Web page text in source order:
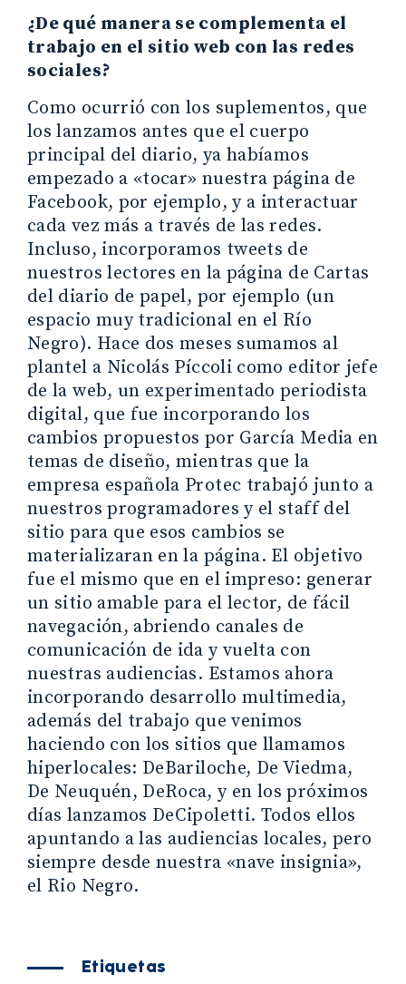
¿De qué manera se complementa el
trabajo en el sitio web con las redes
sociales?
Como ocurrió con los suplementos, que
los lanzamos antes que el cuerpo
principal del diario, ya habíamos
empezado a «tocar» nuestra página de
Facebook, por ejemplo, y a interactuar
cada vez más a través de las redes.
Incluso, incorporamos tweets de
nuestros lectores en la página de Cartas
del diario de papel, por ejemplo (un
espacio muy tradicional en el Río
Negro). Hace dos meses sumamos al
plantel a Nicolás Píccoli como editor jefe
de la web, un experimentado periodista
digital, que fue incorporando los
cambios propuestos por García Media en
temas de diseño, mientras que la
empresa española Protec trabajó junto a
nuestros programadores y el staff del
sitio para que esos cambios se
materializaran en la página. El objetivo
fue el mismo que en el impreso: generar
un sitio amable para el lector, de fácil
navegación, abriendo canales de
comunicación de ida y vuelta con
nuestras audiencias. Estamos ahora
incorporando desarrollo multimedia,
además del trabajo que venimos
haciendo con los sitios que llamamos
hiperlocales: DeBariloche, De Viedma,
De Neuquén, DeRoca, y en los próximos
días lanzamos DeCipoletti. Todos ellos
apuntando a las audiencias locales, pero
siempre desde nuestra «nave insignia»,
el Rio Negro.
Etiquetas